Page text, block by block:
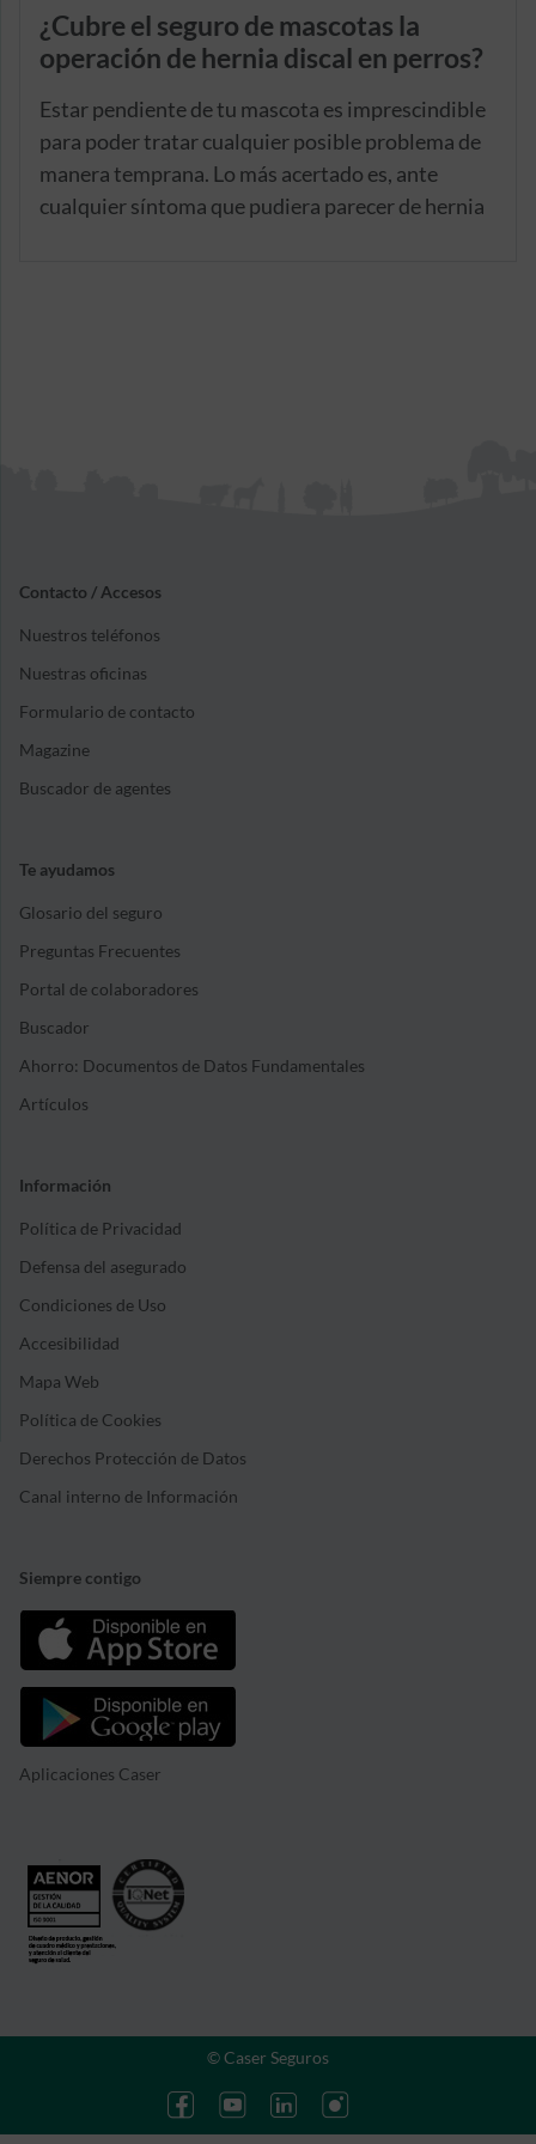
¿Cubre el seguro de mascotas la
operación de hernia discal en perros?
Estar pendiente de tu mascota es imprescindible
para poder tratar cualquier posible problema de
manera temprana. Lo más acertado es, ante
cualquier síntoma que pudiera parecer de hernia
un coste para ti.
Contacto / Accesos
Nuestros teléfonos
Nuestras oficinas
Formulario de contacto
Magazine
Buscador de agentes
Te ayudamos
Glosario del seguro
Preguntas Frecuentes
Portal de colaboradores
Buscador
Ahorro: Documentos de Datos Fundamentales
Artículos
Información
Política de Privacidad
Defensa del asegurado
Condiciones de Uso
Accesibilidad
Mapa Web
Política de Cookies
Derechos Protección de Datos
Canal interno de Información
Siempre contigo
Aplicaciones Caser
© Caser Seguros